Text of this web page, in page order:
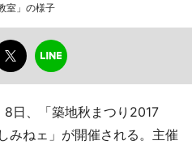
室」の様子
日、「築地秋まつり2017
みねェ」が開催される。主催